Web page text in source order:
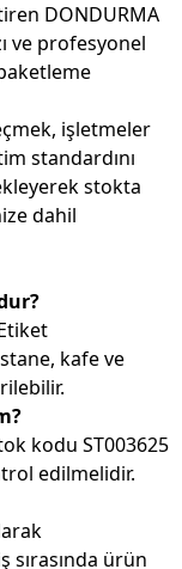
DONDURMA
ve profesyonel
işletmeler
standardını
stokta
dahil
kafe ve
kodu ST003625
edilmelidir.
ürün